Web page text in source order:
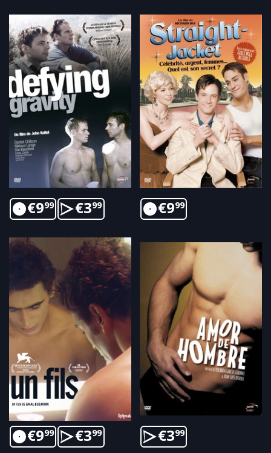
€999 €399 €999
€999 €399 €399